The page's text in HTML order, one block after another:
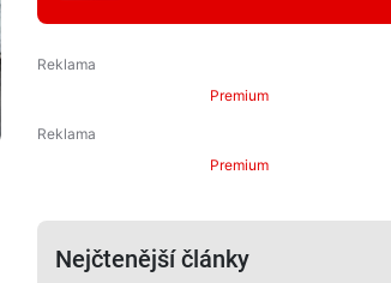
Premium
Premium
Nejčtenější články